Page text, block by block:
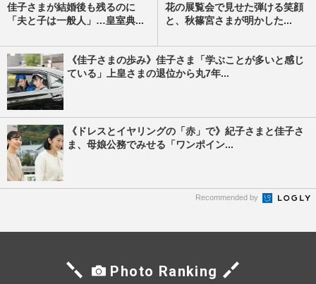
佳子さまが結婚後も残るのに
「夫と子は一般人」…皇室典...
花の展覧会で見せた弾ける笑顔
と、秋篠宮さまが明かした...
《佳子さまの歩み》佳子さま「学ぶことが多いと感じ
ている」上皇さまの退位から丸7年...
《ドレスとイヤリングの「赤」で》紀子さまと佳子さ
ま、母娘公務でみせる「ワンポイン...
Recommended by
Photo Ranking